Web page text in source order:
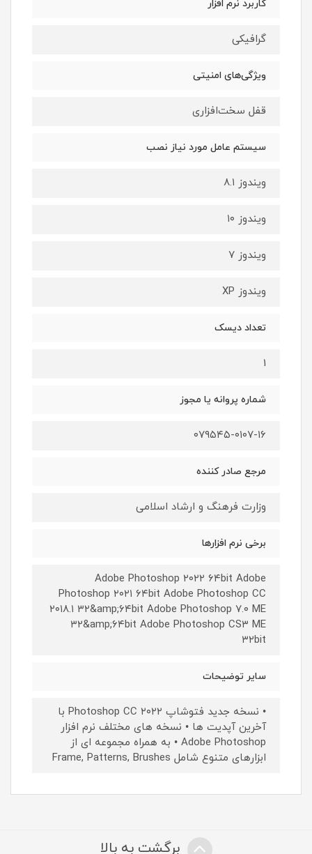
کاربرد نرم افزار
گرافیکی
ویژگی‌های امنیتی
قفل سخت‌افزاری
سیستم عامل مورد نیاز نصب
ویندوز ۸.۱
ویندوز ۱۰
ویندوز ۷
ویندوز XP
تعداد دیسک
1
شماره پروانه یا مجوز
۰۷۹۵۴۵-۰۱۰۷-۱۶
مرجع صادر کننده
وزارت فرهنگ و ارشاد اسلامی
برخی نرم افزارها
Adobe Photoshop ۲۰۲۲ ۶۴bit Adobe
Photoshop ۲۰۲۱ ۶۴bit Adobe Photoshop CC
۲۰۱۸.۱ ۳۲&amp;۶۴bit Adobe Photoshop ۷.۰ ME
۳۲&amp;۶۴bit Adobe Photoshop CS۳ ME
۳۲bit
سایر توضیحات
• نسخه جدید فتوشاپ Photoshop CC ۲۰۲۲ با
آخرین آپدیت ها • نسخه های مختلف نرم افزار
Adobe Photoshop • به همراه مجموعه ای از
ابزارهای متنوع شامل Frame, Patterns, Brushes
برگشت به بالا